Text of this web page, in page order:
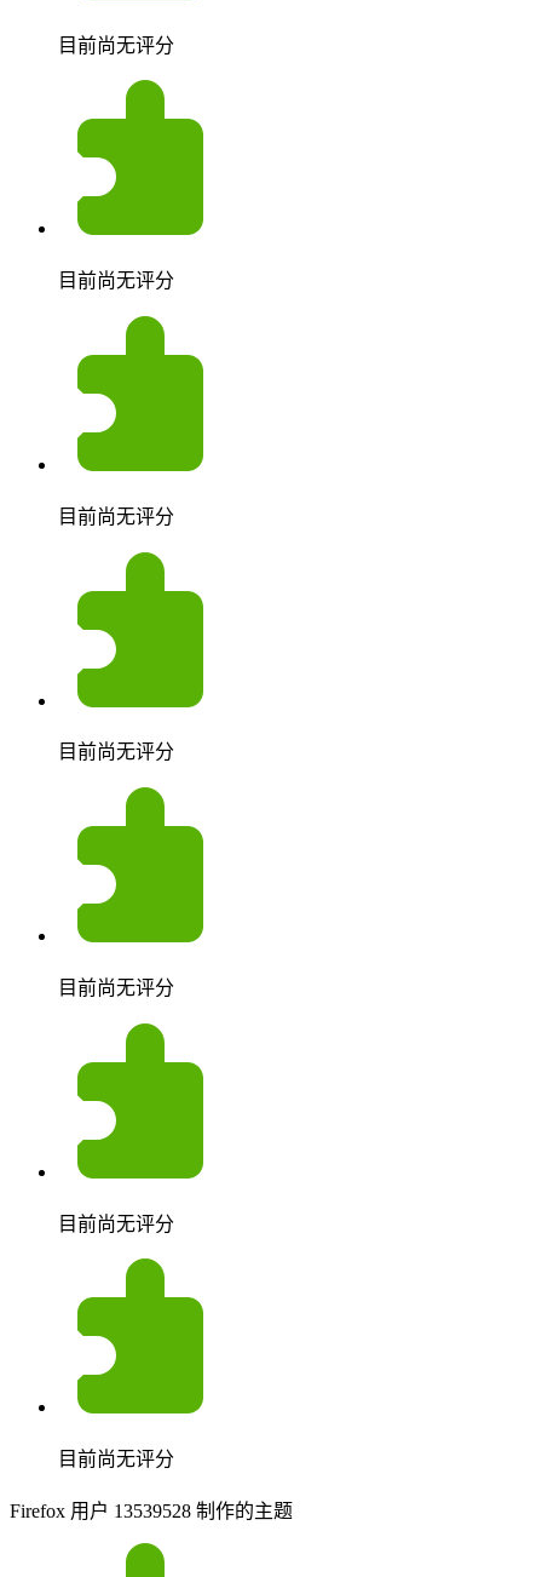
目前尚无评分
目前尚无评分
目前尚无评分
目前尚无评分
目前尚无评分
目前尚无评分
目前尚无评分
Firefox 用户 13539528 制作的主题